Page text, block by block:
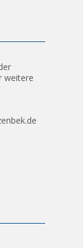
weitere